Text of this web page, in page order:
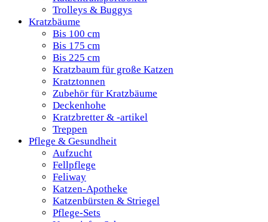
Trolleys & Buggys
Kratzbäume
Bis 100 cm
Bis 175 cm
Bis 225 cm
Kratzbaum für große Katzen
Kratztonnen
Zubehör für Kratzbäume
Deckenhohe
Kratzbretter & -artikel
Treppen
Pflege & Gesundheit
Aufzucht
Fellpflege
Feliway
Katzen-Apotheke
Katzenbürsten & Striegel
Pflege-Sets